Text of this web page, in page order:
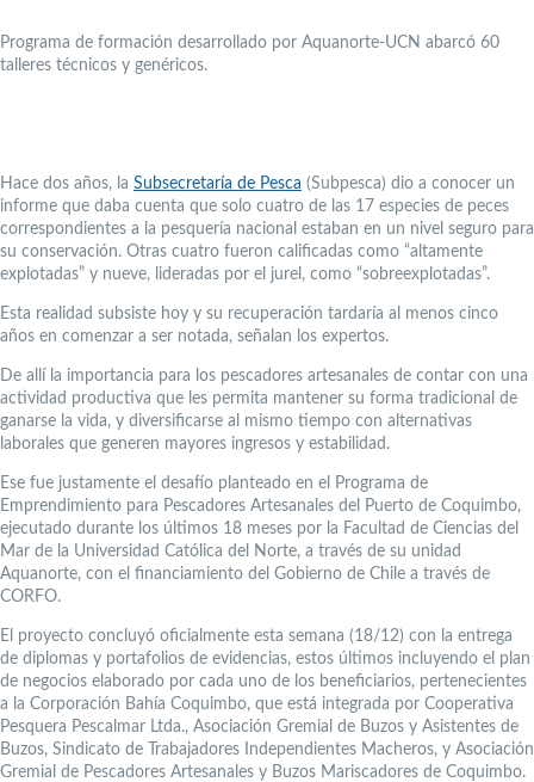
Programa de formación desarrollado por Aquanorte-UCN abarcó 60
talleres técnicos y genéricos.
Hace dos años, la Subsecretaría de Pesca (Subpesca) dio a conocer un
informe que daba cuenta que solo cuatro de las 17 especies de peces
correspondientes a la pesquería nacional estaban en un nivel seguro para
su conservación. Otras cuatro fueron calificadas como “altamente
explotadas” y nueve, lideradas por el jurel, como “sobreexplotadas”.
Esta realidad subsiste hoy y su recuperación tardaría al menos cinco
años en comenzar a ser notada, señalan los expertos.
De allí la importancia para los pescadores artesanales de contar con una
actividad productiva que les permita mantener su forma tradicional de
ganarse la vida, y diversificarse al mismo tiempo con alternativas
laborales que generen mayores ingresos y estabilidad.
Ese fue justamente el desafío planteado en el Programa de
Emprendimiento para Pescadores Artesanales del Puerto de Coquimbo,
ejecutado durante los últimos 18 meses por la Facultad de Ciencias del
Mar de la Universidad Católica del Norte, a través de su unidad
Aquanorte, con el financiamiento del Gobierno de Chile a través de
CORFO.
El proyecto concluyó oficialmente esta semana (18/12) con la entrega
de diplomas y portafolios de evidencias, estos últimos incluyendo el plan
de negocios elaborado por cada uno de los beneficiarios, pertenecientes
a la Corporación Bahía Coquimbo, que está integrada por Cooperativa
Pesquera Pescalmar Ltda., Asociación Gremial de Buzos y Asistentes de
Buzos, Sindicato de Trabajadores Independientes Macheros, y Asociación
Gremial de Pescadores Artesanales y Buzos Mariscadores de Coquimbo.